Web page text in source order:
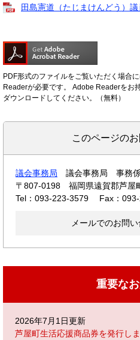
田島憲道（たじまけんどう）
PDF形式のファイルをご覧いただく場合
Readerが必要です。
Adobe Readerをお
ダウンロードしてください。（無料）
このページの
議会事務局
議会事務局 事務
〒807-0198
福岡県遠賀郡芦屋
Tel：093-223-3579
Fax：
メールでのお問
重要な
2026年7月1日更新
芦屋町生活応援商品券を発行し